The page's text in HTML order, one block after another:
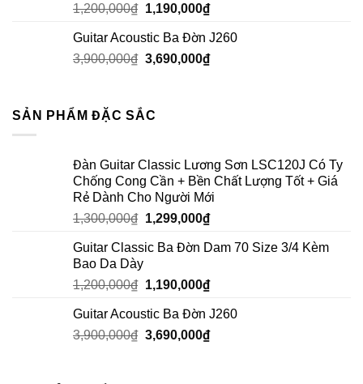
1,200,000₫ 1,190,000₫
Guitar Acoustic Ba Đờn J260
3,900,000₫ 3,690,000₫
SẢN PHẨM ĐẶC SẮC
Đàn Guitar Classic Lương Sơn LSC120J Có Ty
Chống Cong Cần + Bền Chất Lượng Tốt + Giá
Rẻ Dành Cho Người Mới
1,300,000₫ 1,299,000₫
Guitar Classic Ba Đờn Dam 70 Size 3/4 Kèm
Bao Da Dày
1,200,000₫ 1,190,000₫
Guitar Acoustic Ba Đờn J260
3,900,000₫ 3,690,000₫